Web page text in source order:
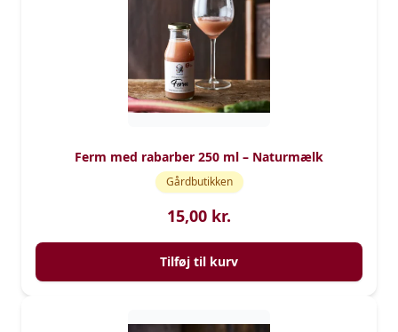
Ferm med rabarber 250 ml – Naturmælk
Gårdbutikken
15,00 kr.
Tilføj til kurv